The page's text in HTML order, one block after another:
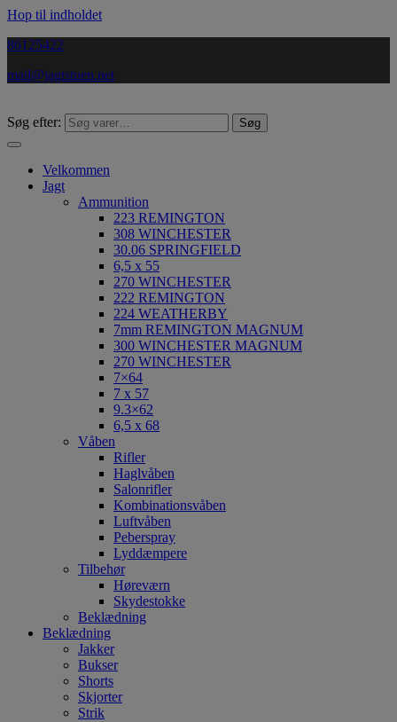
Hop til indholdet
86125422
mail@jagtstuen.net
Søg efter: Søg
​Velkommen
Jagt
Ammunition
223 REMINGTON
308 WINCHESTER
30.06 SPRINGFIELD
6,5 x 55
270 WINCHESTER
222 REMINGTON
224 WEATHERBY
7mm REMINGTON MAGNUM
300 WINCHESTER MAGNUM
270 WINCHESTER
7×64
7 x 57
9.3×62
6,5 x 68
Våben
Rifler
Haglvåben
Salonrifler
Kombinationsvåben
Luftvåben
Peberspray
Lyddæmpere
Tilbehør
Høreværn
Skydestokke
Beklædning
Beklædning
Jakker
Bukser
Shorts
Skjorter
Strik